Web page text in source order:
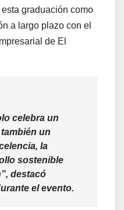
graduación como
a largo plazo con el
de El
celebra un
un
la
sostenible
destacó
el evento.